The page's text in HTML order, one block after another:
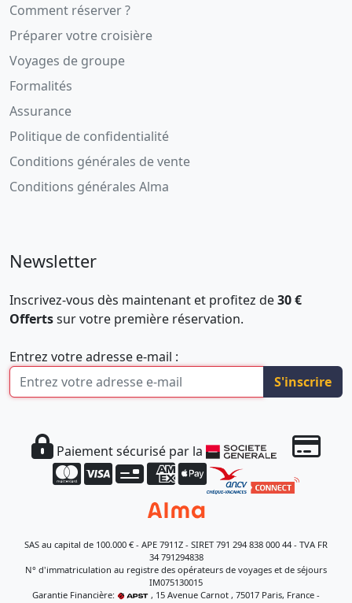
Comment réserver ?
Préparer votre croisière
Voyages de groupe
Formalités
Assurance
Politique de confidentialité
Conditions générales de vente
Conditions générales Alma
Newsletter
Inscrivez-vous dès maintenant et profitez de30 €
Offertssur votre première réservation.
Entrez votre adresse e-mail :
S'inscrire
Paiement sécurisé par la
SAS au capital de 100.000 € - APE 7911Z - SIRET 791 294 838 000 44 - TVA FR
34 791294838
N° d'immatriculation au registre des opérateurs de voyages et de séjours
IM075130015
Garantie Financière:
, 15 Avenue Carnot , 75017 Paris, France -